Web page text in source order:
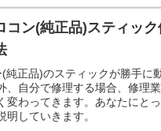
ン(純正品)スティッ
純正品)のスティックが勝手に
、自分で修理する場合、修理
変わってきます。あなたにと
明していきます。